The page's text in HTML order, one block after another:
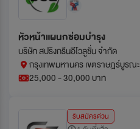
หัวหน้าแผนกซ่อมบำรุง
บริษัท สปริงกรีนอีโวลูชั่น จำกัด
กรุงเทพมหานคร เขตราษฎร์บูรณะ
25,000 - 30,000 บาท
รับสมัครด่วน